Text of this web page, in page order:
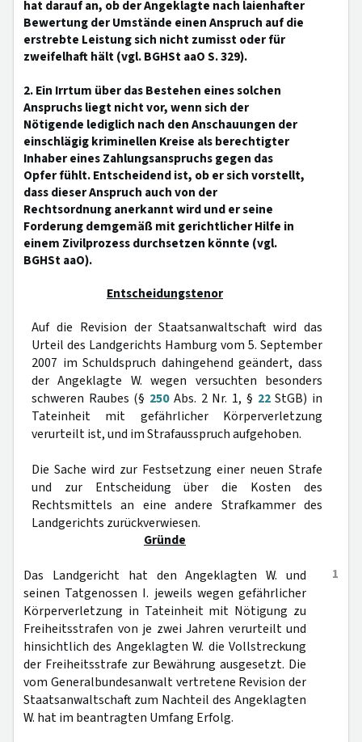
hat darauf an, ob der Angeklagte nach laienhafter
Bewertung der Umstände einen Anspruch auf die
erstrebte Leistung sich nicht zumisst oder für
zweifelhaft hält (vgl. BGHSt aaO S. 329).
2. Ein Irrtum über das Bestehen eines solchen
Anspruchs liegt nicht vor, wenn sich der
Nötigende lediglich nach den Anschauungen der
einschlägig kriminellen Kreise als berechtigter
Inhaber eines Zahlungsanspruchs gegen das
Opfer fühlt. Entscheidend ist, ob er sich vorstellt,
dass dieser Anspruch auch von der
Rechtsordnung anerkannt wird und er seine
Forderung demgemäß mit gerichtlicher Hilfe in
einem Zivilprozess durchsetzen könnte (vgl.
BGHSt aaO).
Entscheidungstenor
Auf die Revision der Staatsanwaltschaft wird das
Urteil des Landgerichts Hamburg vom 5. September
2007 im Schuldspruch dahingehend geändert, dass
der Angeklagte W. wegen versuchten besonders
schweren Raubes (§ 250Abs. 2 Nr. 1, § 22StGB) in
Tateinheit mit gefährlicher Körperverletzung
verurteilt ist, und im Strafausspruch aufgehoben.
Die Sache wird zur Festsetzung einer neuen Strafe
und zur Entscheidung über die Kosten des
Rechtsmittels an eine andere Strafkammer des
Landgerichts zurückverwiesen.
Gründe
1
Das Landgericht hat den Angeklagten W. und
seinen Tatgenossen I. jeweils wegen gefährlicher
Körperverletzung in Tateinheit mit Nötigung zu
Freiheitsstrafen von je zwei Jahren verurteilt und
hinsichtlich des Angeklagten W. die Vollstreckung
der Freiheitsstrafe zur Bewährung ausgesetzt. Die
vom Generalbundesanwalt vertretene Revision der
Staatsanwaltschaft zum Nachteil des Angeklagten
W. hat im beantragten Umfang Erfolg.